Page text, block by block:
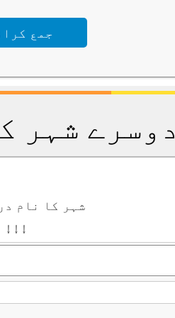
شہر
شہر کا نام
↓ ↓ ↓